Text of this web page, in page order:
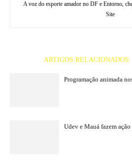
A voz do esporte amador no DF e Entorno,
Site
ARTIGOS RELACIONADOS
Programação animada
Udev e Mauá fazem